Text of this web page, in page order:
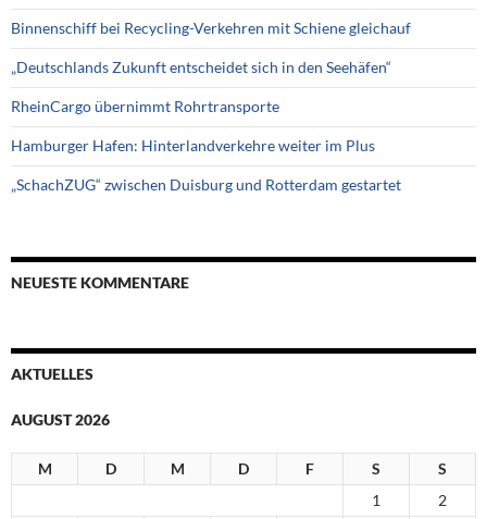
Binnenschiff bei Recycling-Verkehren mit Schiene gleichauf
„Deutschlands Zukunft entscheidet sich in den Seehäfen“
RheinCargo übernimmt Rohrtransporte
Hamburger Hafen: Hinterlandverkehre weiter im Plus
„SchachZUG“ zwischen Duisburg und Rotterdam gestartet
NEUESTE KOMMENTARE
AKTUELLES
AUGUST 2026
M D M D F S
S
1
2